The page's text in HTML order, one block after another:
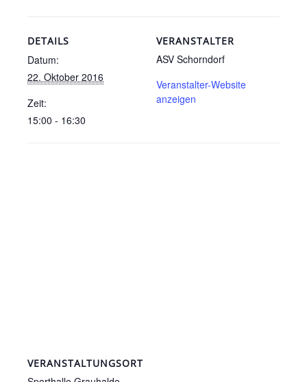
DETAILS
Datum:
22. Oktober 2016
Zeit:
15:00 - 16:30
VERANSTALTER
ASV Schorndorf
Veranstalter-Website
anzeigen
VERANSTALTUNGSORT